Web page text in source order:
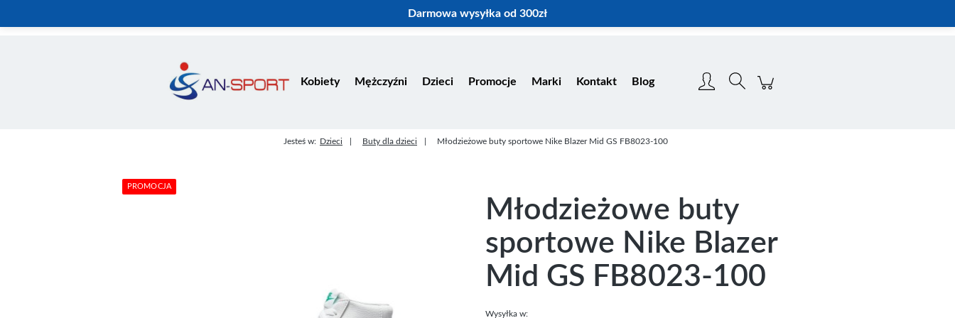
Darmowa wysyłka od 300zł
Kobiety Mężczyźni Dzieci Promocje Marki Kontakt Blog
Jesteś w: Dzieci Buty dla dzieci Młodzieżowe buty sportowe Nike Blazer Mid GS FB8023-100
PROMOCJA
Młodzieżowe buty
sportowe Nike Blazer
Mid GS FB8023-100
Wysyłka w: